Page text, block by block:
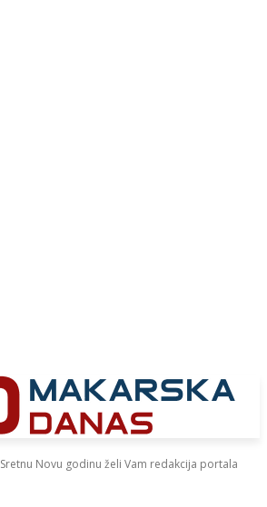
Sretnu Novu godinu želi Vam redakcija portala